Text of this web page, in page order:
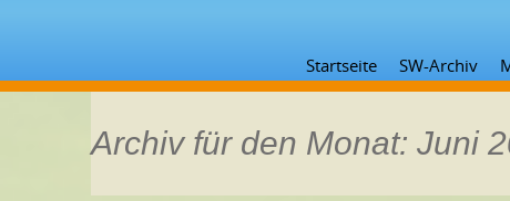
Startseite SW-Archiv
Archiv für den Monat: Juni